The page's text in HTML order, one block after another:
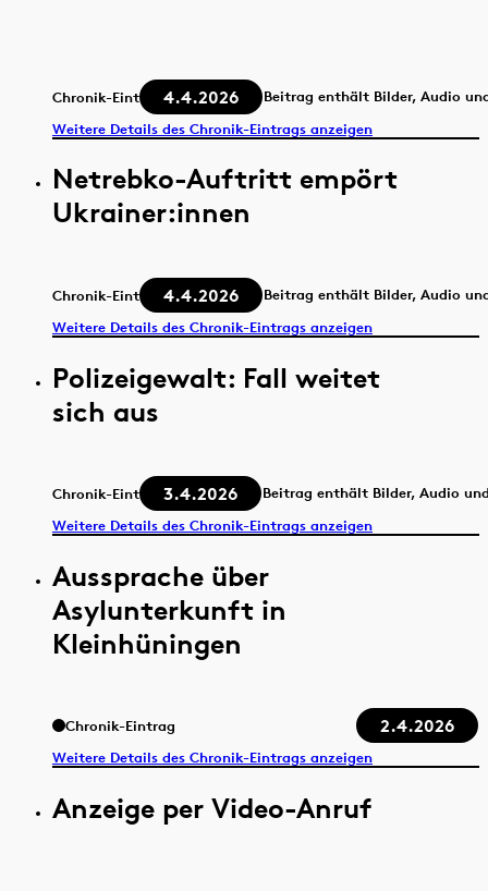
Chronik-Eintrag 4.4.2026
Beitrag enthält Bilder, Audio
Weitere Details des Chronik-Eintrags anzeigen
Netrebko-Auftritt empört
Ukrainer:innen
Chronik-Eintrag 4.4.2026
Beitrag enthält Bilder, Audio
Weitere Details des Chronik-Eintrags anzeigen
Polizeigewalt: Fall weitet
sich aus
Chronik-Eintrag 3.4.2026
Beitrag enthält Bilder, Audio
Weitere Details des Chronik-Eintrags anzeigen
Aussprache über
Asylunterkunft in
Kleinhüningen
Chronik-Eintrag 2.4.2026
Weitere Details des Chronik-Eintrags anzeigen
Anzeige per Video-Anruf